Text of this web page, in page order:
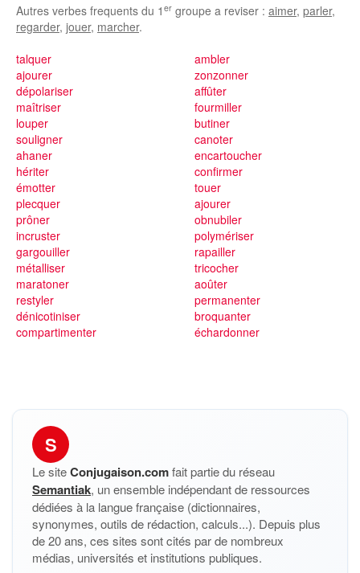
Autres verbes frequents du 1 er groupe a reviser : aimer, parler,
regarder, jouer, marcher.
talquer
ajourer
dépolariser
maîtriser
louper
souligner
ahaner
hériter
émotter
ambler
zonzonner
affûter
fourmiller
butiner
canoter
encartoucher
confirmer
touer
plecquer
prôner
incruster
gargouiller
métalliser
maratoner
restyler
dénicotiniser
compartimenter
ajourer
obnubiler
polymériser
rapailler
tricocher
aoûter
permanenter
broquanter
échardonner
S
Le siteConjugaison.comfait partie du réseau
Semantiak, un ensemble indépendant de ressources
dédiées à la langue française (dictionnaires,
synonymes, outils de rédaction, calculs...). Depuis plus
de 20 ans, ces sites sont cités par de nombreux
médias, universités et institutions publiques.